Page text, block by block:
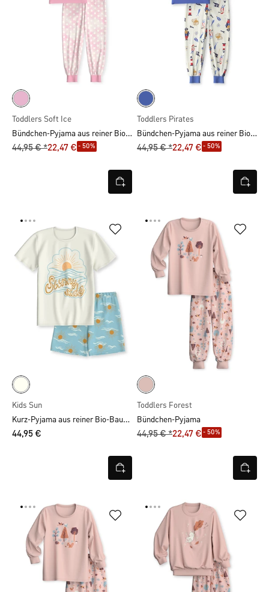
Toddlers Soft Ice
Bündchen-Pyjama aus reiner Bio-Baumwolle
44,95 € *22,47 € - 50%
Toddlers Pirates
Bündchen-Pyjama aus reiner Bio-Baumwolle
44,95 € *22,47 € - 50%
Kids Sun
Kurz-Pyjama aus reiner Bio-Baumwolle
44,95 €
Toddlers Forest
Bündchen-Pyjama
44,95 € *22,47 € - 50%